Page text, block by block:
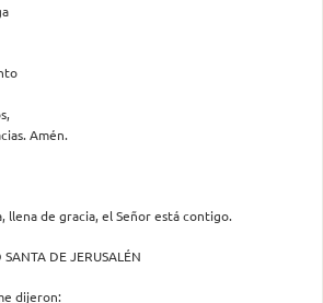
Amén.
llena de gracia, el Señor está contigo.
DE JERUSALÉN
dijeron: